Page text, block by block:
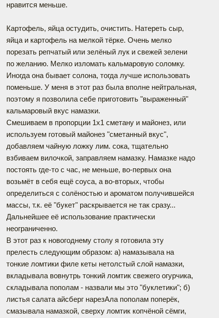
нравится меньше.
Картофель, яйца остудить, очистить. Натереть сыр,
яйца и картофель на мелкой тёрке. Очень мелко
порезать репчатый или зелёный лук и свежей зелени
по желанию. Мелко изломать кальмаровую соломку.
Иногда она бывает солона, тогда лучше использовать
поменьше. У меня в этот раз была вполне нейтральная,
поэтому я позволила себе приготовить "выраженный"
кальмаровый вкус намазки.
Смешиваем в пропорции 1х1 сметану и майонез, или
используем готовый майонез "сметанный вкус",
добавляем чайную ложку лим. сока, тщательно
взбиваем вилочкой, заправляем намазку. Намазке надо
постоять где-то с час, не меньше, во-первых она
возьмёт в себя ещё соуса, а во-вторых, чтобы
определиться с солёностью и ароматом получившейся
массы, т.к. её "букет" раскрывается не так сразу...
Дальнейшее её использование практически
неограниченно.
В этот раз к новогоднему столу я готовила эту
прелесть следующим образом: а) намазывала на
тонкие ломтики филе кеты нетолстый слой намазки,
вкладывала вовнутрь тонкий ломтик свежего огурчика,
складывала пополам - назвали мы это "буклетики"; б)
листья салата айсберг нарезАла пополам поперёк,
смазывала намазкой, сверху ломтик копчёной сёмги,